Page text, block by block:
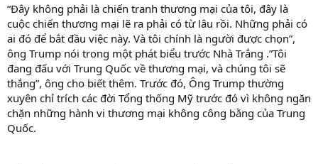
“Đây không phải là chiến tranh thương mại của tôi, đây là
cuộc chiến thương mại lẽ ra phải có từ lâu rồi. Những phải có
ai đó để bắt đầu việc này. Và tôi chính là người được chọn”,
ông Trump nói trong một phát biểu trước Nhà Trắng .”Tôi
đang đấu với Trung Quốc về thương mại, và chúng tôi sẽ
thắng”, ông cho biết thêm. Trước đó, Ông Trump thường
xuyên chỉ trích các đời Tổng thống Mỹ trước đó vì không ngăn
chặn những hành vi thương mại không công bằng của Trung
Quốc.